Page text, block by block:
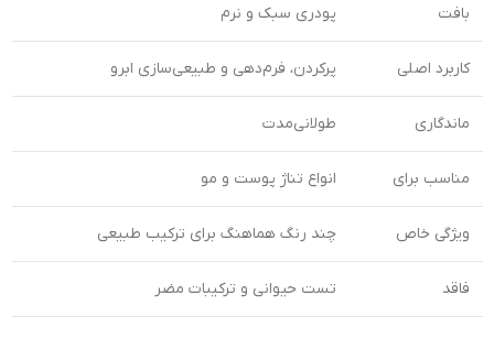
بافت پودری سبک و نرم
کاربرد اصلی پرکردن، فرم‌دهی و طبیعی‌سازی ابرو
ماندگاری طولانی‌مدت
مناسب برای انواع تناژ پوست و مو
ویژگی خاص چند رنگ هماهنگ برای ترکیب طبیعی
فاقد تست حیوانی و ترکیبات مضر